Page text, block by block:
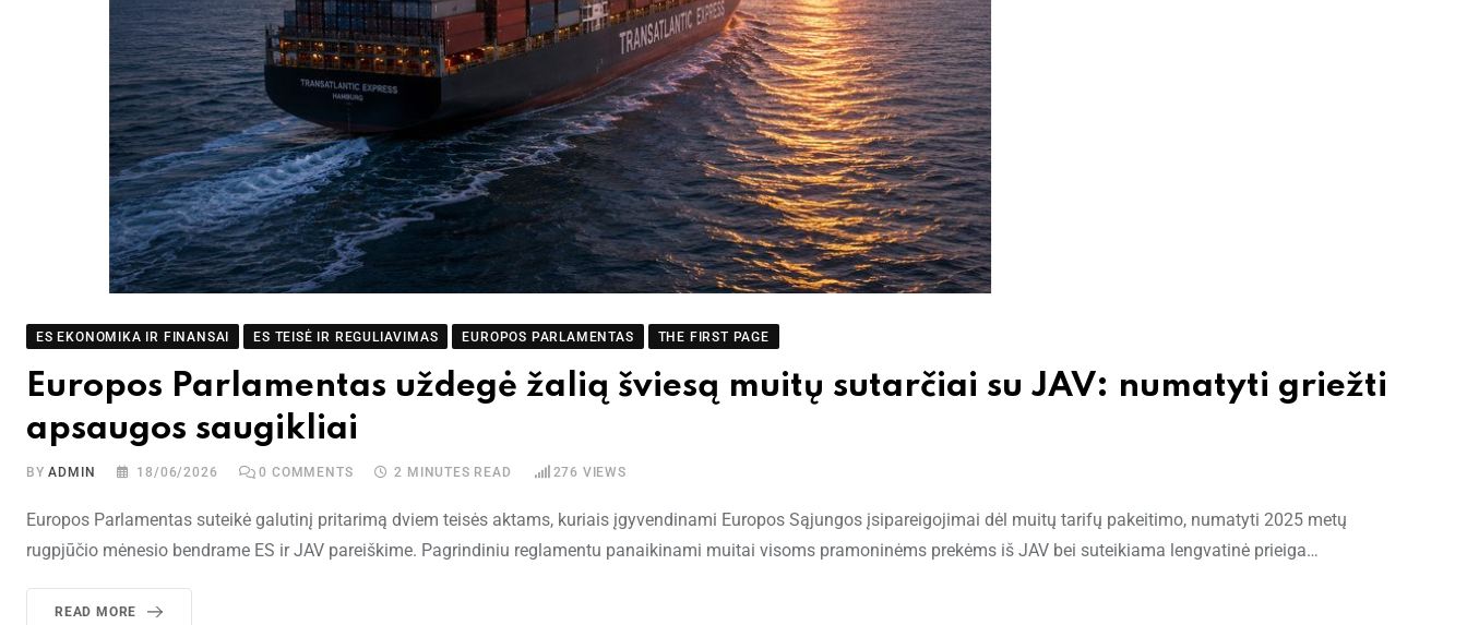
ES EKONOMIKA IR FINANSAI ES TEISĖ IR REGULIAVIMAS EUROPOS PARLAMENTAS THE FIRST PAGE
Europos Parlamentas uždegė žalią šviesą muitų sutarčiai su JAV: numatyti griežti
apsaugos saugikliai
BYADMIN 18/06/2026 0 COMMENTS 2 MINUTES READ 276 VIEWS
Europos Parlamentas suteikė galutinį pritarimą dviem teisės aktams, kuriais įgyvendinami Europos Sąjungos įsipareigojimai dėl muitų tarifų pakeitimo, numatyti 2025 metų
rugpjūčio mėnesio bendrame ES ir JAV pareiškime. Pagrindiniu reglamentu panaikinami muitai visoms pramoninėms prekėms iš JAV bei suteikiama lengvatinė prieiga…
READ MORE